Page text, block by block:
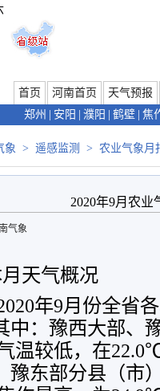
首页 河南首页
天气预报
郑州
安阳 濮阳 鹤壁 焦
象 > 遥感监测 > 农业气象月
2020年9月农业
气象
天气概况
年9月份全省各
中：豫西大部、
温较低，在
豫东部分县（市